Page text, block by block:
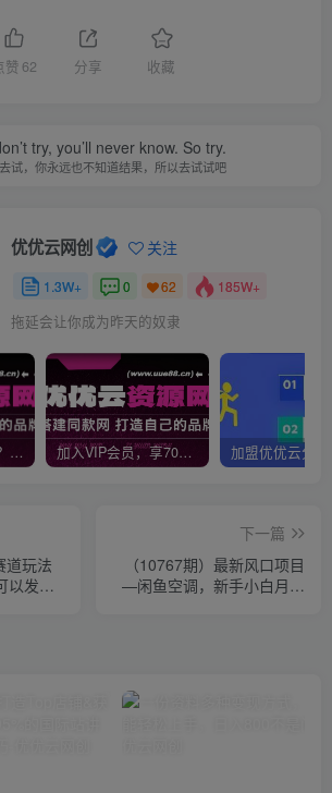
赞 62 分享 收藏
try, you’ll never know. So try.
试，你永远也不知道结果，所以去试试吧
优优云网创 关注
1.3W+ 0 62 185W+
拖延会让你成为昨天的奴隶
你还在到处找项目？还在当韭菜？我靠网创资源站一个月收入5万+，曾经我也是个失败者。 加入VIP会员，享70%的推广提成，免费学习多种网上创业课程，菜鸟秒变大神！
道玩法
以发
下一篇
（10767期）最新风口项目
—闲鱼空调，新手小白月入